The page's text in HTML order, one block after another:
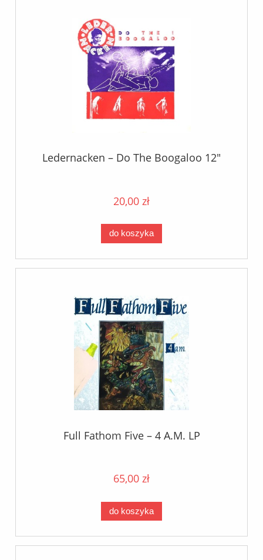
Ledernacken – Do The Boogaloo 12"
20,00 zł
do koszyka
Full Fathom Five – 4 A.M. LP
65,00 zł
do koszyka